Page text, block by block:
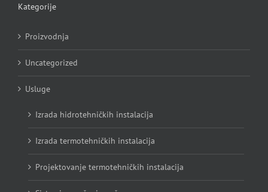
Kategorije
Proizvodnja
Uncategorized
Usluge
Izrada hidrotehničkih instalacija
Izrada termotehničkih instalacija
Projektovanje termotehničkih instalacija